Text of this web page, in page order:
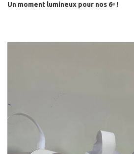
Un moment lumineux pour nos 6ᵉ !